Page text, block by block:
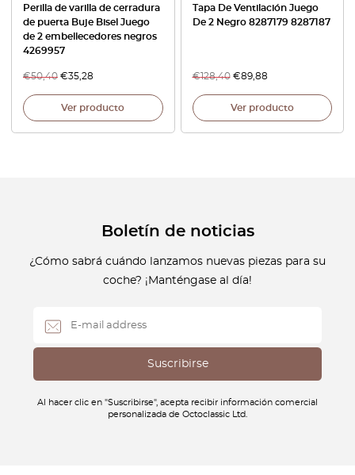
Perilla de varilla de cerradura
de puerta Buje Bisel Juego
de 2 embellecedores negros
4269957
€50,40 €35,28
Ver producto
Tapa De Ventilación Juego
De 2 Negro 8287179 8287187
€128,40 €89,88
Ver producto
Boletín de noticias
¿Cómo sabrá cuándo lanzamos nuevas piezas para su
coche? ¡Manténgase al día!
Al hacer clic en "Suscribirse", acepta recibir información comercial
personalizada de Octoclassic Ltd.